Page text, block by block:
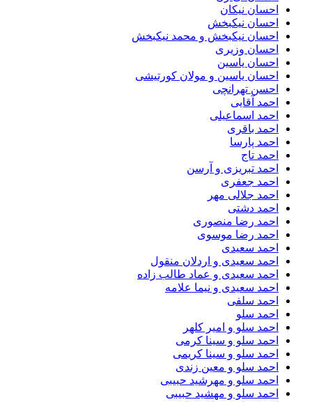
احسان نیکان
احسان نیکبخش
احسان نیکبخش و محمد نیکبخش
احسان وزیری
احسان یاسین
احسان یاسین و مولان کورتیشی
احسن تهرانچی
احمد آقایی
احمد اسماعیلی
احمد باقری
احمد پارسا
احمد تاج
احمد تبریزی و آرسن
احمد جعفری
احمد جلالی مهر
احمد دشتی
احمد رضا منصوری
احمد رضا موسوی
احمد سعیدی
احمد سعیدی و اردلان منقول
احمد سعیدی و عماد طالب زاده
احمد سعیدی و نیما علامه
احمد سلفی
احمد سلو
احمد سلو و امیر کلهر
احمد سلو و سینا کرمی
احمد سلو و سینا کریمی
احمد سلو و معین زندی
احمد سلو و مهرشید حبیبی
احمد سلو و مهشید حبیبی